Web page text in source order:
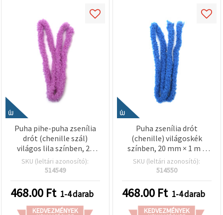
ÚJ
Puha pihe-puha zsenília
drót (chenille szál)
világos lila színben, 20
mm x 1 m – elegáns
dekorációhoz, kreatív
projektekhez
SKU (leltári azonosító):
514549
468.00 Ft 1-4 darab
KEDVEZMÉNYEK
ÚJ
Puha zsenília drót
(chenille) világoskék
színben, 20 mm × 1 m –
Dekorációhoz, kreatív
hobbihoz és DIY
SKU (leltári azonosító):
514550
468.00 Ft 1-4 darab
KEDVEZMÉNYEK